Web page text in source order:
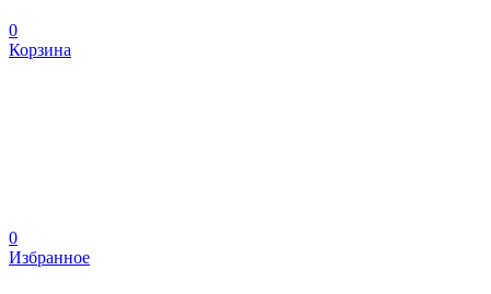
0
Корзина
0
Избранное